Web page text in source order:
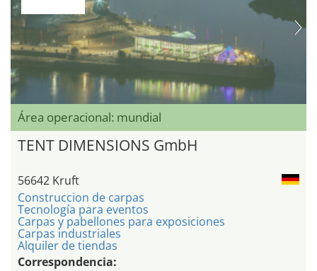
Área operacional: mundial
TENT DIMENSIONS GmbH
56642 Kruft
Construccion de carpas
Tecnología para eventos
Carpas y pabellones para exposiciones
Carpas industriales
Alquiler de tiendas
Correspondencia: